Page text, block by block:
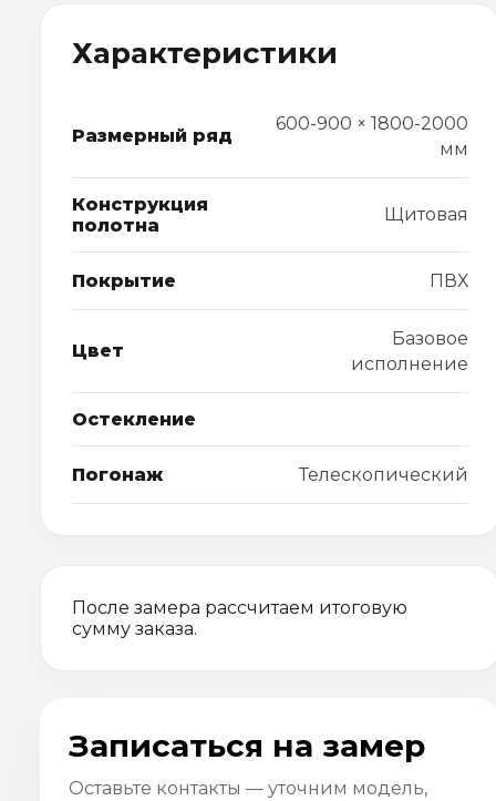
Характеристики
Размерный ряд
600-900 × 1800-2000
мм
Конструкция
полотна
Щитовая
Покрытие ПВХ
Цвет
Базовое
исполнение
Остекление
Погонаж Телескопический
После замера рассчитаем итоговую
сумму заказа.
Записаться на замер
Оставьте контакты — уточним модель,